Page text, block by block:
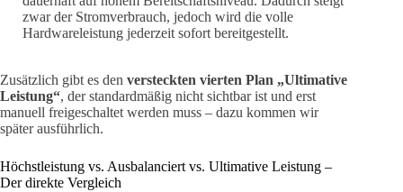
zwar der Stromverbrauch, jedoch wird die volle
Hardwareleistung jederzeit sofort bereitgestellt.
Zusätzlich gibt es den versteckten vierten Plan „Ultimative
Leistung“, der standardmäßig nicht sichtbar ist und erst
manuell freigeschaltet werden muss – dazu kommen wir
später ausführlich.
Höchstleistung vs. Ausbalanciert vs. Ultimative Leistung –
Der direkte Vergleich